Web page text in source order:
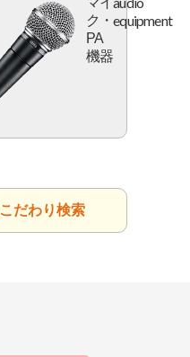
ク・
PA
機器
equipment
こだわり検索